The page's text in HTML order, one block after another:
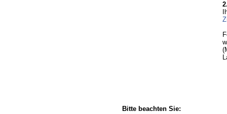
Bitte beachten Sie: